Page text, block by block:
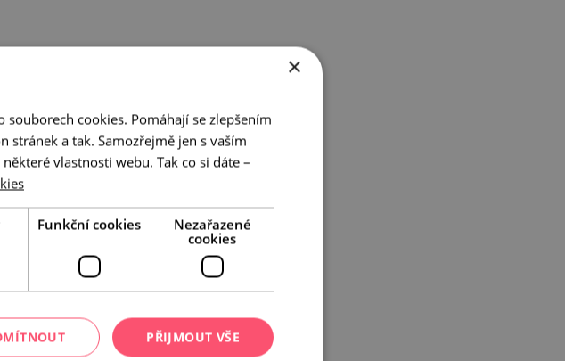
© Seznam.cz a.s. a další
×
cookies. Pomáhají se zlepšením
stránek a tak. Samozřejmě jen s vaším
vlastnosti webu. Tak co si dáte –
Funkční cookies
Nezařazené
cookies
PŘIJMOUT VŠE